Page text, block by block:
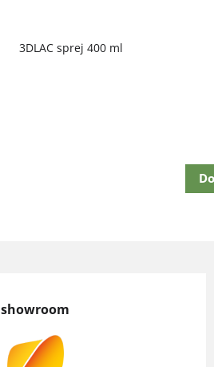
3DLAC sprej 400 ml
showroom